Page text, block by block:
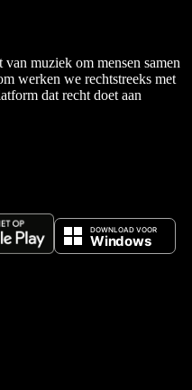
muziek om mensen samen
werken we rechtstreeks met
dat recht doet aan